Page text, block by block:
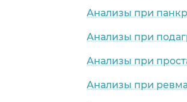
Анализы при
Анализы при
Анализы при
Анализы при